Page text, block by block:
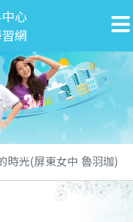
心
網
時光(屏東女中 魯羽珈)